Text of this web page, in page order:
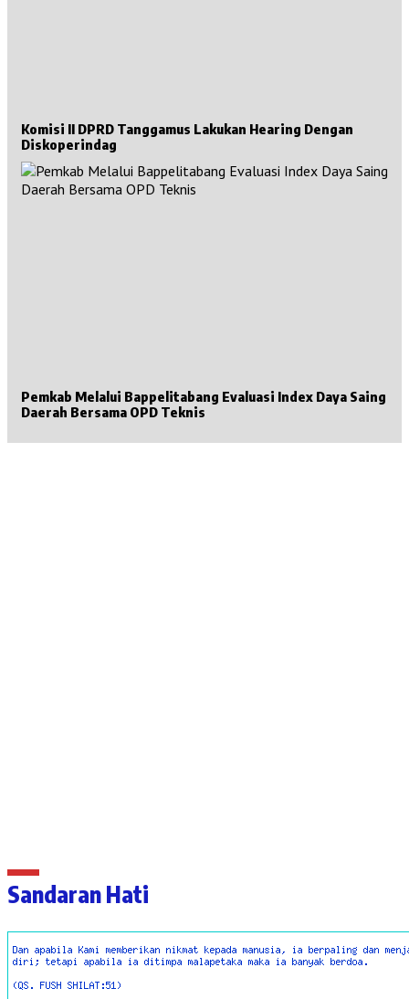
Komisi II DPRD Tanggamus Lakukan Hearing Dengan
Diskoperindag
Pemkab Melalui Bappelitabang Evaluasi Index Daya Saing
Daerah Bersama OPD Teknis
Sandaran Hati